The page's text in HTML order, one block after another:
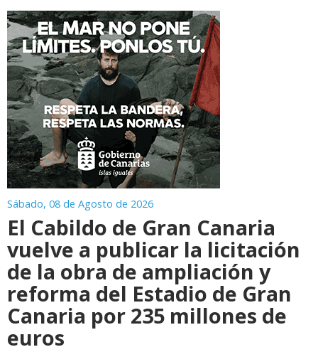
Sábado, 08 de Agosto de 2026
El Cabildo de Gran Canaria
vuelve a publicar la licitación
de la obra de ampliación y
reforma del Estadio de Gran
Canaria por 235 millones de
euros